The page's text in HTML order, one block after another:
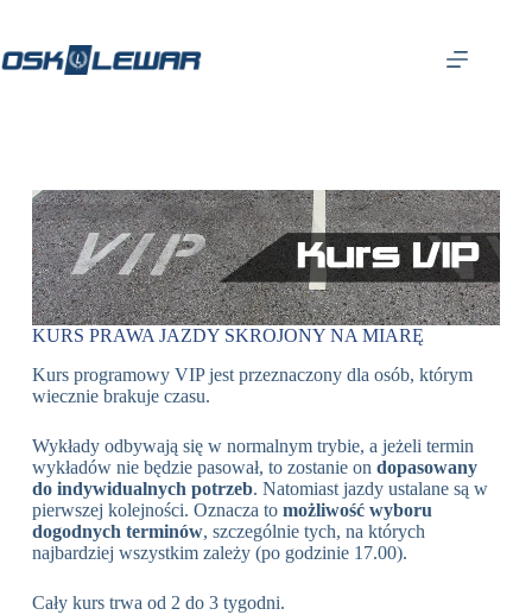
KURS PRAWA JAZDY SKROJONY NA MIARĘ
Kurs programowy VIP jest przeznaczony dla osób, którym
wiecznie brakuje czasu.
Wykłady odbywają się w normalnym trybie, a jeżeli termin
wykładów nie będzie pasował, to zostanie on dopasowany
do indywidualnych potrzeb. Natomiast jazdy ustalane są w
pierwszej kolejności. Oznacza to możliwość wyboru
dogodnych terminów, szczególnie tych, na których
najbardziej wszystkim zależy (po godzinie 17.00).
Cały kurs trwa od 2 do 3 tygodni.